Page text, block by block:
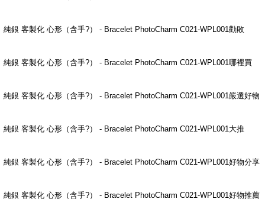
純銀 客製化 心形（含手?） - Bracelet PhotoCharm C021-WPL001勸敗
純銀 客製化 心形（含手?） - Bracelet PhotoCharm C021-WPL001哪裡買
純銀 客製化 心形（含手?） - Bracelet PhotoCharm C021-WPL001嚴選好物
純銀 客製化 心形（含手?） - Bracelet PhotoCharm C021-WPL001大推
純銀 客製化 心形（含手?） - Bracelet PhotoCharm C021-WPL001好物分享
純銀 客製化 心形（含手?） - Bracelet PhotoCharm C021-WPL001好物推薦